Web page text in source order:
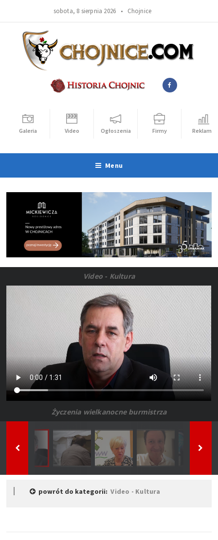
sobota, 8 sierpnia 2026 • Chojnice
Galeria Video Ogłoszenia Firmy Reklama
Menu
Video - Kultura
Życzenia wielkanocne burmistrza
powrót do kategorii:Video - Kultura